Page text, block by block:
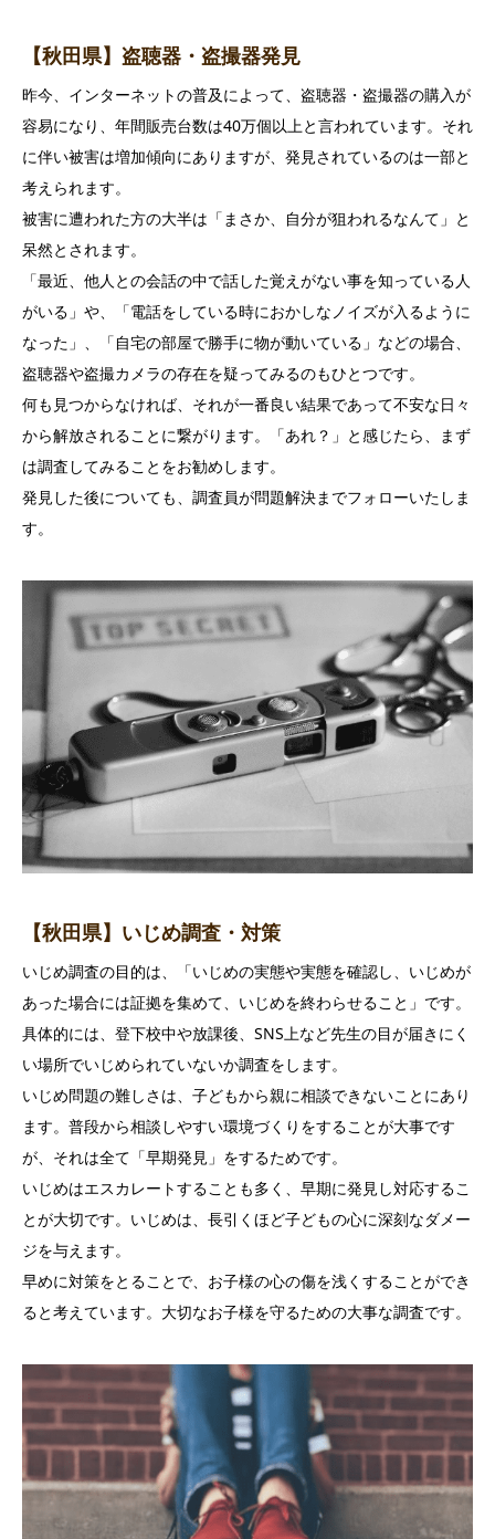
【秋田県】盗聴器・盗撮器発見
昨今、インターネットの普及によって、盗聴器・盗撮器の購入が
容易になり、年間販売台数は40万個以上と言われています。それ
に伴い被害は増加傾向にありますが、発見されているのは一部と
考えられます。
被害に遭われた方の大半は「まさか、自分が狙われるなんて」と
呆然とされます。
「最近、他人との会話の中で話した覚えがない事を知っている人
がいる」や、「電話をしている時におかしなノイズが入るように
なった」、「自宅の部屋で勝手に物が動いている」などの場合、
盗聴器や盗撮カメラの存在を疑ってみるのもひとつです。
何も見つからなければ、それが一番良い結果であって不安な日々
から解放されることに繋がります。「あれ？」と感じたら、まず
は調査してみることをお勧めします。
発見した後についても、調査員が問題解決までフォローいたしま
す。
【秋田県】いじめ調査・対策
いじめ調査の目的は、「いじめの実態や実態を確認し、いじめが
あった場合には証拠を集めて、いじめを終わらせること」です。
具体的には、登下校中や放課後、SNS上など先生の目が届きにく
い場所でいじめられていないか調査をします。
いじめ問題の難しさは、子どもから親に相談できないことにあり
ます。普段から相談しやすい環境づくりをすることが大事です
が、それは全て「早期発見」をするためです。
いじめはエスカレートすることも多く、早期に発見し対応するこ
とが大切です。いじめは、長引くほど子どもの心に深刻なダメー
ジを与えます。
早めに対策をとることで、お子様の心の傷を浅くすることができ
ると考えています。大切なお子様を守るための大事な調査です。